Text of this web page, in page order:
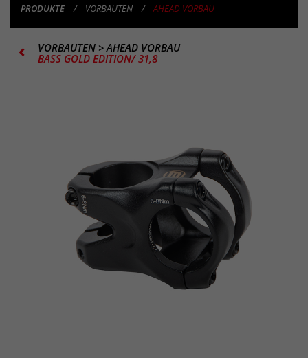
PRODUKTE VORBAUTEN AHEAD VORBAU
VORBAUTEN >AHEAD VORBAU
BASS GOLD EDITION/ 31,8